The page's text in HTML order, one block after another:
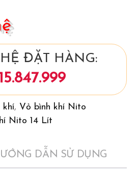
ĐẶT HÀNG:
khí, Vỏ bình khí Nito
Nito 14 Lít
DẪN SỬ DỤNG